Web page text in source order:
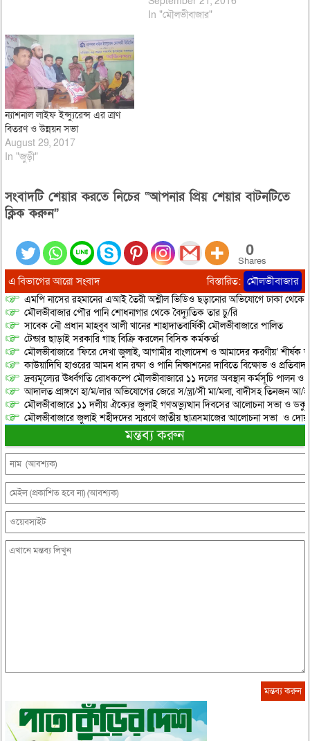
মিলনায়তনে এ সভা অনুষ্ঠিত হয়।
In "মৌলভীবাজার"
ন্যাশনাল লাইফ ইন্স্যুরেন্স এর ত্রাণ
বিতরণ ও উন্নয়ন সভা
August 29, 2017
In "জুড়ী"
সংবাদটি শেয়ার করতে নিচের “আপনার প্রিয় শেয়ার বাটনটিতে
ক্লিক করুন”
0
Shares
এ বিভাগের আরো সংবাদ বিস্তারিত: মৌলভীবাজার
এমপি নাসের রহমানের এআই তৈরী অশ্লীল ভিডিও ছড়ানোর অভিযোগে ঢাকা থেকে
মৌলভীবাজার পৌর পানি শোধনাগার থেকে বৈদ্যুতিক তার চু/রি
সাবেক নৌ প্রধান মাহবুব আলী খানের শাহাদাতবার্ষিকী মৌলভীবাজারে পালিত
টেন্ডার ছাড়াই সরকারি গাছ বিক্রি করলেন বিসিক কর্মকর্তা
মৌলভীবাজারে ‘ফিরে দেখা জুলাই, আগামীর বাংলাদেশ ও আমাদের করণীয়’ শীর্ষক
কাউয়াদিঘি হাওরের আমন ধান রক্ষা ও পানি নিষ্কাশনের দাবিতে বিক্ষোভ ও
দ্রব্যমূল্যের ঊর্ধ্বগতি রোধকল্পে মৌলভীবাজারে ১১ দলের অবস্থান কর্মসূচি পালন ও
আদালত প্রাঙ্গণে হা/ম/লার অভিযোগের জেরে স/ন্ত্রা/সী মা/মলা, বাদীসহ তিনজন আ/
মৌলভীবাজারে ১১ দলীয় ঐক্যের জুলাই গণঅভ্যুত্থান দিবসের আলোচনা সভা ও
মৌলভীবাজারে জুলাই শহীদদের স্মরণে জাতীয় ছাত্রসমাজের আলোচনা সভা ও
মন্তব্য করুন